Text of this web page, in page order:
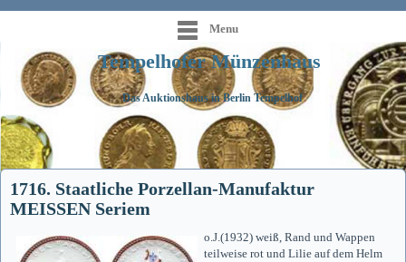
Menu
Tempelhofer Münzenhaus
Das Auktionshaus in Berlin Tempelhof
1716. Staatliche Porzellan-Manufaktur
MEISSEN Seriem
o.J.(1932) weiß, Rand und Wappen
teilweise rot und Lilie auf dem Helm